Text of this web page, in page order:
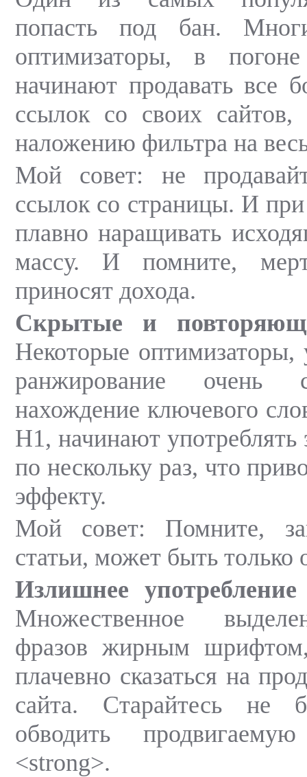
попасть под бан.
оптимизаторы, в
начинают продавать все
ссылок со своих
наложению фильтра на
Мой совет: не
ссылок со страницы. И при
плавно наращивать
массу. И помните,
приносят дохода.
Скрытые и
Некоторые
ранжирование очень
нахождение ключевого
H1, начинают употреблять
по нескольку раз, что
эффекту.
Мой совет: Помните,
статьи, может быть только
Излишнее
Множественное
фразов жирным
плачевно сказаться на
сайта. Старайтесь не
обводить
<strong>.